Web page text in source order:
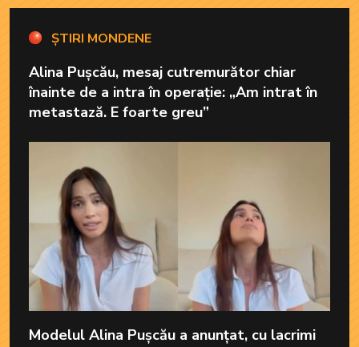
ȘTIRI MONDENE
Alina Pușcău, mesaj cutremurător chiar
înainte de a intra în operație: „Am intrat în
metastază. E foarte greu”
Modelul Alina Pușcău a anunțat, cu lacrimi